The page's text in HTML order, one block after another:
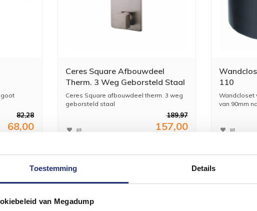
Toestemming Details
van Megadump
82,28
68,00
Ceres Square Afbouwdeel
Therm. 3 Weg Geborsteld Staal
Ceres Square afbouwdeel therm. 3 weg
geborsteld staal
189,97
157,00
110
Wandcloset
van 90mm